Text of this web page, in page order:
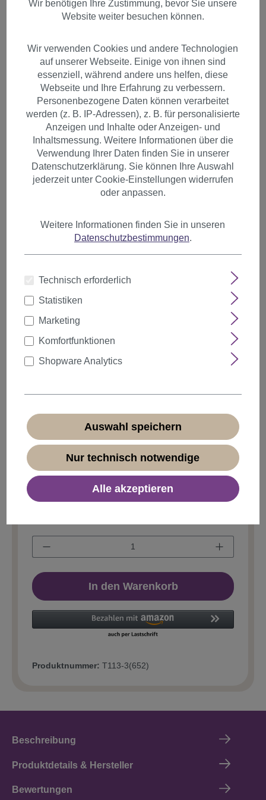
Haarteil Zopf mit Butterfly-
Clip sehr lang glatt
dunkelbraun T113-3
Farbeauswählen
ab5 5% 16,14 €*
ab20 20% 13,59 €*
16,99 €*
* Preise inkl. MwSt. zzgl.Versandkosten
Sofort verfügbar, Lieferzeit 1-3 Tage
In den Warenkorb
Produktnummer: T113-3(652)
Beschreibung
Produktdetails & Hersteller
Bewertungen
Wir benötigen Ihre Zustimmung, bevor Sie unsere
Website weiter besuchen können.
Wir verwenden Cookies und andere Technologien
auf unserer Webseite. Einige von ihnen sind
essenziell, während andere uns helfen, diese
Webseite und Ihre Erfahrung zu verbessern.
Personenbezogene Daten können verarbeitet
werden (z. B. IP-Adressen), z. B. für personalisierte
Anzeigen und Inhalte oder Anzeigen- und
Inhaltsmessung. Weitere Informationen über die
Verwendung Ihrer Daten finden Sie in unserer
Datenschutzerklärung. Sie können Ihre Auswahl
jederzeit unter Cookie-Einstellungen widerrufen
oder anpassen.
Weitere Informationen finden Sie in unseren
Datenschutzbestimmungen.
Technisch erforderlich
Statistiken
Marketing
Komfortfunktionen
Shopware Analytics
Auswahl speichern
Nur technisch notwendige
Alle akzeptieren